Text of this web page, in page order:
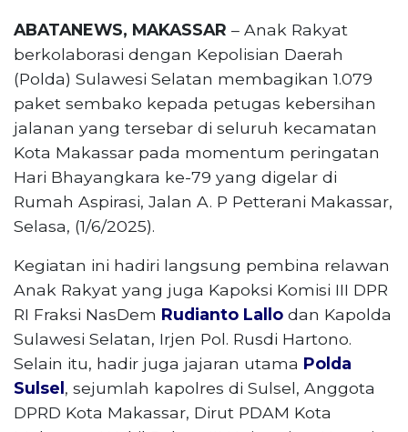
ABATANEWS, MAKASSAR – Anak Rakyat
berkolaborasi dengan Kepolisian Daerah
(Polda) Sulawesi Selatan membagikan 1.079
paket sembako kepada petugas kebersihan
jalanan yang tersebar di seluruh kecamatan
Kota Makassar pada momentum peringatan
Hari Bhayangkara ke-79 yang digelar di
Rumah Aspirasi, Jalan A. P Petterani Makassar,
Selasa, (1/6/2025).
Kegiatan ini hadiri langsung pembina relawan
Anak Rakyat yang juga Kapoksi Komisi III DPR
RI Fraksi NasDem Rudianto Lallo dan Kapolda
Sulawesi Selatan, Irjen Pol. Rusdi Hartono.
Selain itu, hadir juga jajaran utama Polda
Sulsel , sejumlah kapolres di Sulsel, Anggota
DPRD Kota Makassar, Dirut PDAM Kota